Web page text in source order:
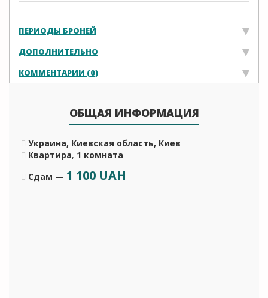
ПЕРИОДЫ БРОНЕЙ
ДОПОЛНИТЕЛЬНО
КОММЕНТАРИИ (0)
ОБЩАЯ ИНФОРМАЦИЯ
Украина, Киевская область, Киев
Квартира, 1 комната
Сдам — 1 100 UAH